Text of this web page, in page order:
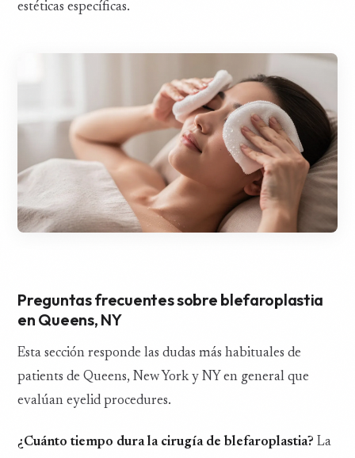
estéticas específicas.
Preguntas frecuentes sobre blefaroplastia
en Queens, NY
Esta sección responde las dudas más habituales de
patients de Queens, New York y NY en general que
evalúan eyelid procedures.
¿Cuánto tiempo dura la cirugía de blefaroplastia? La